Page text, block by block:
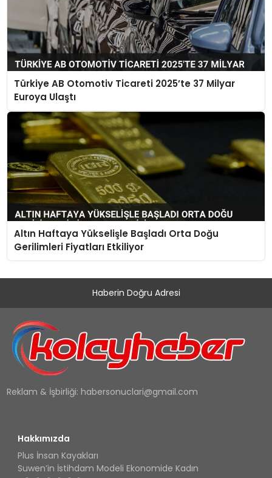
Türkiye AB Otomotiv Ticareti 2025’te 37 Milyar
Euroya Ulaştı
Altın Haftaya Yükselişle Başladı Orta Doğu
Gerilimleri Fiyatları Etkiliyor
Haberin Doğru Adresi
Reklam & İşbirliği: habersonuclari@gmail.com
Hakkımızda
Plus İnsan Kayakları
Suwen’in İstihdam Modeli Ekonomide Kadın